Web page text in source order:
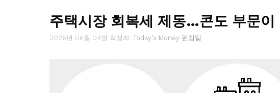
주택시장 회복세 제동…콘도 부문이
2026년 06월 04일 작성자: Today's Money 편집팀